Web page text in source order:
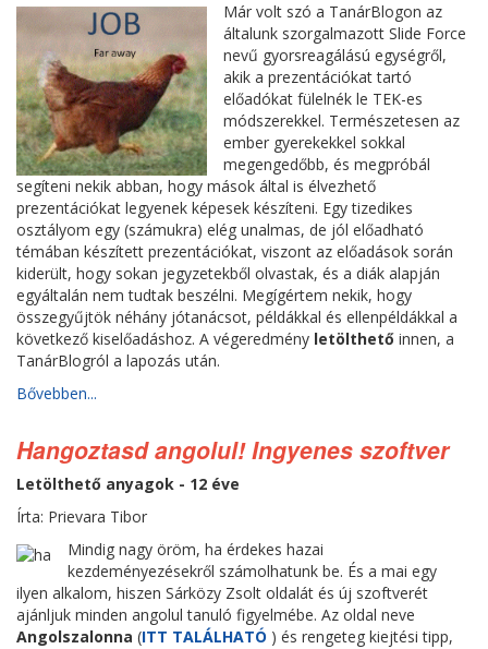
Már volt szó a TanárBlogon az
általunk szorgalmazott Slide Force
nevű gyorsreagálású egységről,
akik a prezentációkat tartó
előadókat fülelnék le TEK-es
módszerekkel. Természetesen az
ember gyerekekkel sokkal
megengedőbb, és megpróbál
segíteni nekik abban, hogy mások által is élvezhető
prezentációkat legyenek képesek készíteni. Egy tizedikes
osztályom egy (számukra) elég unalmas, de jól előadható
témában készített prezentációkat, viszont az előadások során
kiderült, hogy sokan jegyzetekből olvastak, és a diák alapján
egyáltalán nem tudtak beszélni. Megígértem nekik, hogy
összegyűjtök néhány jótanácsot, példákkal és ellenpéldákkal a
következő kiselőadáshoz. A végeredmény letölthető innen, a
TanárBlogról a lapozás után.
Bővebben...
Hangoztasd angolul! Ingyenes szoftver
Letölthető anyagok - 12 éve
Írta: Prievara Tibor
Mindig nagy öröm, ha érdekes hazai
kezdeményezésekről számolhatunk be. És a mai egy
ilyen alkalom, hiszen Sárközy Zsolt oldalát és új szoftverét
ajánljuk minden angolul tanuló figyelmébe. Az oldal neve
Angolszalonna (ITT TALÁLHATÓ ) és rengeteg kiejtési tipp,